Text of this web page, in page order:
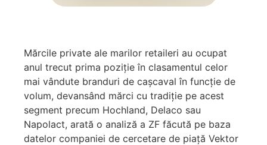
Mărcile private ale marilor retaileri au ocupat
anul trecut prima poziţie în clasamentul celor
mai vândute branduri de caşcaval în funcţie de
volum, devansând mărci cu tradiţie pe acest
segment precum Hochland, Delaco sau
Napolact, arată o analiză a ZF făcută pe baza
datelor companiei de cercetare de piaţă Vektor